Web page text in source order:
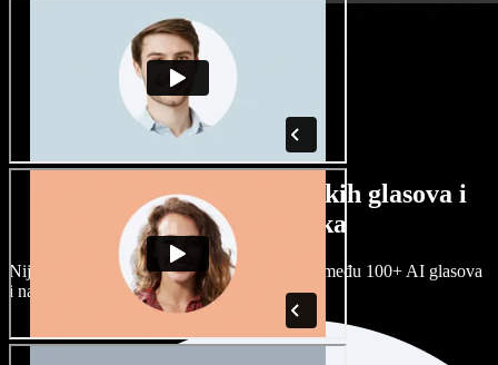
Veliki izbor muških i ženskih glasova i
raznih naglasaka
Nijedan projekt ne mora zvučati isto. Birajte među 100+ AI glasova
i naglasaka i prilagodite ih sebi.